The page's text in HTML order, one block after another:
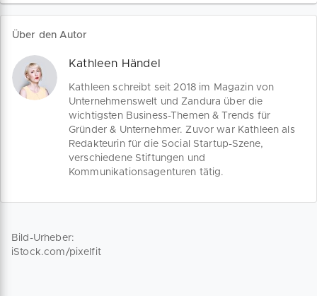
Wachstumsfinanzierung.
Über den Autor
Kathleen Händel
Kathleen schreibt seit 2018 im Magazin von
Unternehmenswelt und Zandura über die
wichtigsten Business-Themen & Trends für
Gründer & Unternehmer. Zuvor war Kathleen als
Redakteurin für die Social Startup-Szene,
verschiedene Stiftungen und
Kommunikationsagenturen tätig.
Bild-Urheber:
iStock.com/pixelfit